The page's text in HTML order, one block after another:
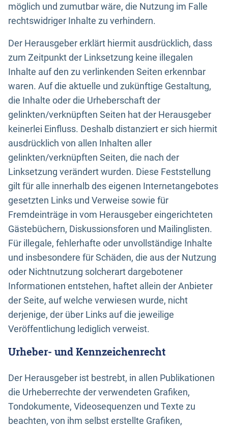
möglich und zumutbar wäre, die Nutzung im Falle
rechtswidriger Inhalte zu verhindern.
Der Herausgeber erklärt hiermit ausdrücklich, dass
zum Zeitpunkt der Linksetzung keine illegalen
Inhalte auf den zu verlinkenden Seiten erkennbar
waren. Auf die aktuelle und zukünftige Gestaltung,
die Inhalte oder die Urheberschaft der
gelinkten/verknüpften Seiten hat der Herausgeber
keinerlei Einfluss. Deshalb distanziert er sich hiermit
ausdrücklich von allen Inhalten aller
gelinkten/verknüpften Seiten, die nach der
Linksetzung verändert wurden. Diese Feststellung
gilt für alle innerhalb des eigenen Internetangebotes
gesetzten Links und Verweise sowie für
Fremdeinträge in vom Herausgeber eingerichteten
Gästebüchern, Diskussionsforen und Mailinglisten.
Für illegale, fehlerhafte oder unvollständige Inhalte
und insbesondere für Schäden, die aus der Nutzung
oder Nichtnutzung solcherart dargebotener
Informationen entstehen, haftet allein der Anbieter
der Seite, auf welche verwiesen wurde, nicht
derjenige, der über Links auf die jeweilige
Veröffentlichung lediglich verweist.
Urheber- und Kennzeichenrecht
Der Herausgeber ist bestrebt, in allen Publikationen
die Urheberrechte der verwendeten Grafiken,
Tondokumente, Videosequenzen und Texte zu
beachten, von ihm selbst erstellte Grafiken,